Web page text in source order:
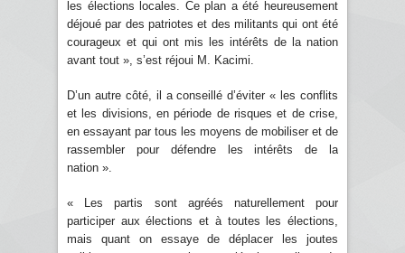
les élections locales. Ce plan a été heureusement
déjoué par des patriotes et des militants qui ont été
courageux et qui ont mis les intérêts de la nation
avant tout », s’est réjoui M. Kacimi.
D’un autre côté, il a conseillé d’éviter « les conflits
et les divisions, en période de risques et de crise,
en essayant par tous les moyens de mobiliser et de
rassembler pour défendre les intérêts de la
nation ».
« Les partis sont agréés naturellement pour
participer aux élections et à toutes les élections,
mais quant on essaye de déplacer les joutes